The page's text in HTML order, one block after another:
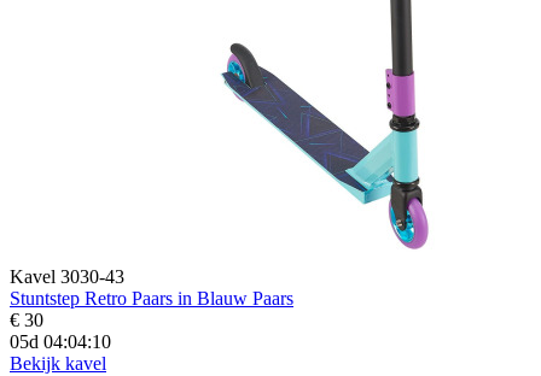
Kavel 3030-43
Stuntstep Retro Paars in Blauw Paars
€ 30
05d 04:04:09
Bekijk kavel